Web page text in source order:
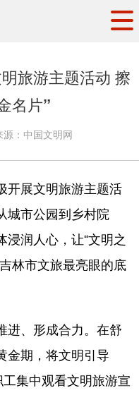
地方交流
文明创建
文明矩阵
旅游主题活动 擦
名片”
源： 中国文明网
展文明旅游主题活
城市公园到乡村院
润人心，让“文明之
林市文旅最亮眼的底
、形成合力。在舒
金期，将文明引导
集中观看文明旅游宣